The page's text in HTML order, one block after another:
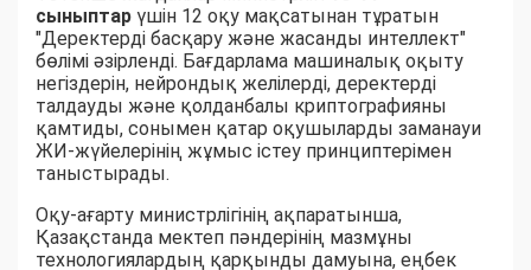
сыныптар үшін 12 оқу мақсатынан тұратын
"Деректерді басқару және жасанды интеллект"
бөлімі әзірленді. Бағдарлама машиналық оқыту
негіздерін, нейрондық желілерді, деректерді
талдауды және қолданбалы криптографияны
қамтиды, сонымен қатар оқушыларды заманауи
ЖИ-жүйелерінің жұмыс істеу принциптерімен
таныстырады.
Оқу-ағарту министрлігінің ақпаратынша,
Қазақстанда мектеп пәндерінің мазмұны
технологиялардың қарқынды дамуына, еңбек